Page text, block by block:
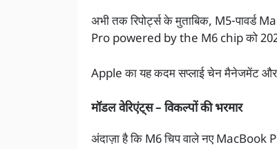
अभी तक रिपोर्ट्स के मुताबिक, M5-
Pro powered by the M6 chip को
Apple का यह कदम सप्लाई चेन मैनेजमेंट और
मॉडल वेरिएंट्स – विकल्पों की भरमार
अंदाज़ा है कि M6 चिप वाले नए MacBook